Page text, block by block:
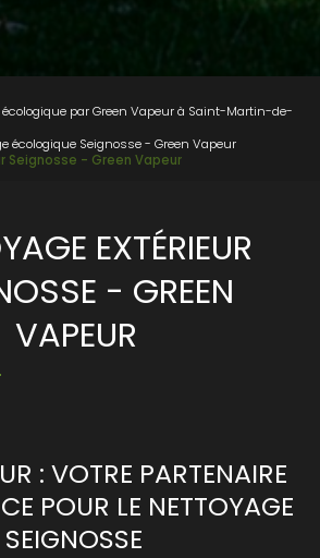
écologique par Green Vapeur à Saint-Martin-de-
écologique Seignosse - Green Vapeur
- Green Vapeur
EXTÉRIEUR
- GREEN
VAPEUR
: VOTRE PARTENAIRE
POUR LE NETTOYAGE